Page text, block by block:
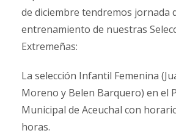
de diciembre tendremos jornada
entrenamiento de nuestras
Extremeñas:
La selección Infantil Femenina
Moreno y Belen Barquero) en el
Municipal de Aceuchal con
horas.